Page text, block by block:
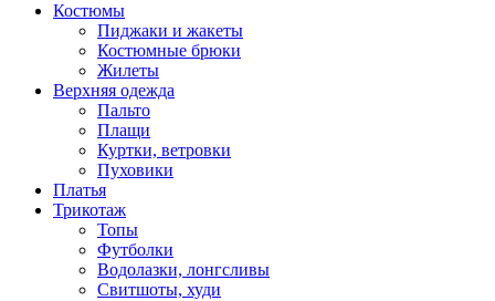
Костюмы
Пиджаки и жакеты
Костюмные брюки
Жилеты
Верхняя одежда
Пальто
Плащи
Куртки, ветровки
Пуховики
Платья
Трикотаж
Топы
Футболки
Водолазки, лонгсливы
Свитшоты, худи